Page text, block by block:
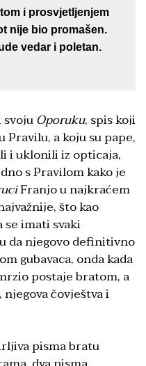
i prosvjetljenjem
nije bio promašen.
vedar i poletan.
svojuOporuku, spis koji
a koju su pape,
i uklonili iz opticaja,
s Pravilom kako je
Franjo u najkraćem
što kao
imati svaki
da njegovo definitivno
gubavaca, onda kada
postaje bratom, a
čovještva i
pisma bratu